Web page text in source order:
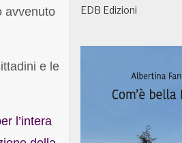
avvenuto
e le
l’intera
EDB Edizioni